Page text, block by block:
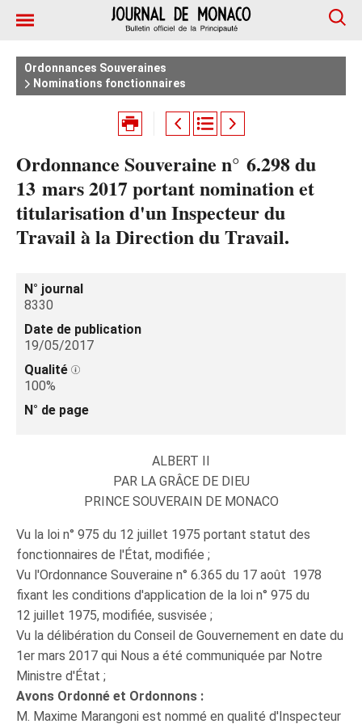
Ordonnances Souveraines
Nominations fonctionnaires
Ordonnance Souveraine n° 6.298 du
13 mars 2017 portant nomination et
titularisation d'un Inspecteur du
Travail à la Direction du Travail.
N° journal
8330
Date de publication
19/05/2017
Qualité
100%
N° de page
ALBERT II
PAR LA GRÂCE DE DIEU
PRINCE SOUVERAIN DE MONACO
Vu la loi n° 975 du 12 juillet 1975 portant statut des
fonctionnaires de l'État, modifiée ;
Vu l'Ordonnance Souveraine n° 6.365 du 17 août 1978
fixant les conditions d'application de la loi n° 975 du
12 juillet 1975, modifiée, susvisée ;
Vu la délibération du Conseil de Gouvernement en date du
1er mars 2017 qui Nous a été communiquée par Notre
Ministre d'État ;
Avons Ordonné et Ordonnons :
M. Maxime Marangoni est nommé en qualité d'Inspecteur